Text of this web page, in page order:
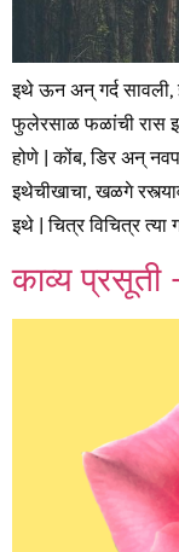
इथे ऊन अन् गर्द
फुलेरसाळ फळांची रास
होणे | कोंब, डिर अन्
इथेचीखाचा, खळगे
इथे | चित्र विचित्र त्या
काव्य